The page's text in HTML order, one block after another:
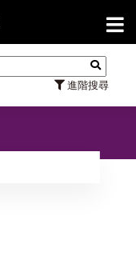
進階搜尋
【